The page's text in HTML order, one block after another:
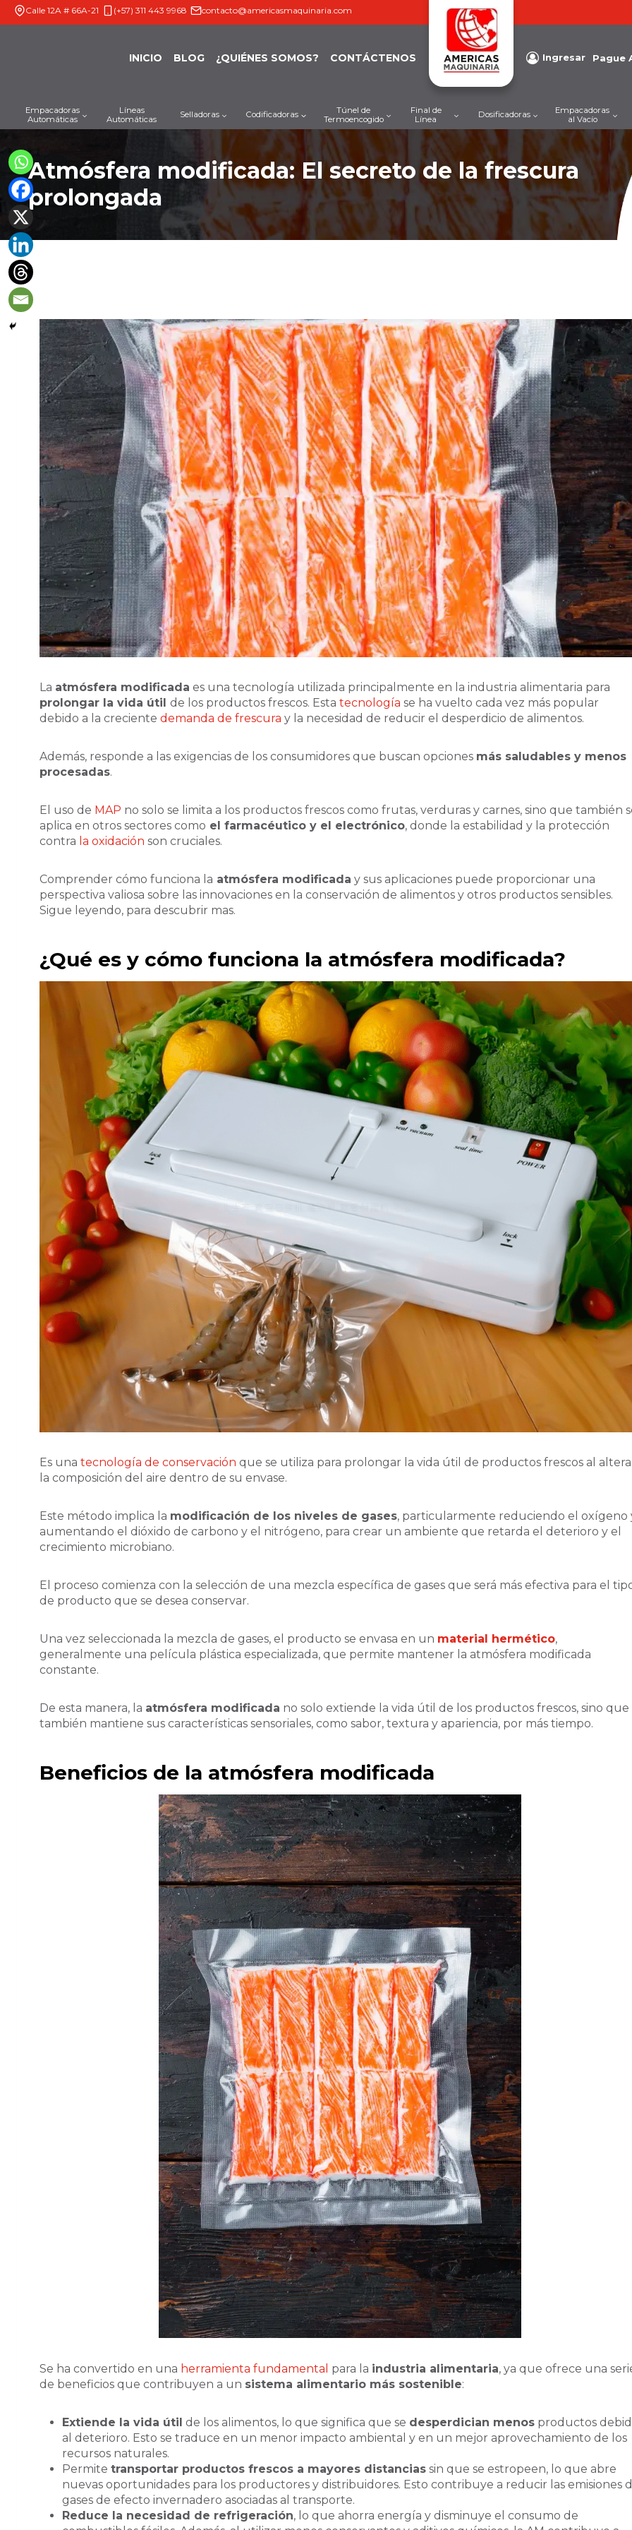
Saltar
al
Calle 12A # 66A-21 (+57) 311 443 9968 contacto@americasmaquinaria.com
INICIO BLOG ¿QUIÉNES SOMOS? CONTÁCTENOS Ingresar Pague
Empacadoras
Automáticas
Líneas
Automáticas
Selladoras Codificadoras
Túnel de
Termoencogido
Final de
Línea
Dosificadoras
Empacadoras
al Vacío
Atmósfera modificada: El secreto de la frescura
prolongada
La atmósfera modificada es una tecnología utilizada principalmente en la industria alimentaria para
prolongar la vida útil de los productos frescos. Esta tecnología se ha vuelto cada vez más popular
debido a la creciente demanda de frescura y la necesidad de reducir el desperdicio de alimentos.
Además, responde a las exigencias de los consumidores que buscan opciones más saludables y menos
procesadas.
El uso de MAP no solo se limita a los productos frescos como frutas, verduras y carnes, sino que también
aplica en otros sectores como el farmacéutico y el electrónico, donde la estabilidad y la protección
contra la oxidación son cruciales.
Comprender cómo funciona la atmósfera modificada y sus aplicaciones puede proporcionar una
perspectiva valiosa sobre las innovaciones en la conservación de alimentos y otros productos sensibles.
Sigue leyendo, para descubrir mas.
¿Qué es y cómo funciona la atmósfera modificada?
Es una tecnología de conservación que se utiliza para prolongar la vida útil de productos frescos al
la composición del aire dentro de su envase.
Este método implica la modificación de los niveles de gases, particularmente reduciendo el oxígeno
aumentando el dióxido de carbono y el nitrógeno, para crear un ambiente que retarda el deterioro y el
crecimiento microbiano.
El proceso comienza con la selección de una mezcla específica de gases que será más efectiva para el
de producto que se desea conservar.
Una vez seleccionada la mezcla de gases, el producto se envasa en un material hermético,
generalmente una película plástica especializada, que permite mantener la atmósfera modificada
constante.
De esta manera, la atmósfera modificada no solo extiende la vida útil de los productos frescos, sino que
también mantiene sus características sensoriales, como sabor, textura y apariencia, por más tiempo.
Beneficios de la atmósfera modificada
Se ha convertido en una herramienta fundamental para la industria alimentaria, ya que ofrece una
de beneficios que contribuyen a un sistema alimentario más sostenible:
Extiende la vida útil de los alimentos, lo que significa que se desperdician menos productos
al deterioro. Esto se traduce en un menor impacto ambiental y en un mejor aprovechamiento de los
recursos naturales.
Permite transportar productos frescos a mayores distancias sin que se estropeen, lo que abre
nuevas oportunidades para los productores y distribuidores. Esto contribuye a reducir las emisiones
gases de efecto invernadero asociadas al transporte.
Reduce la necesidad de refrigeración, lo que ahorra energía y disminuye el consumo de